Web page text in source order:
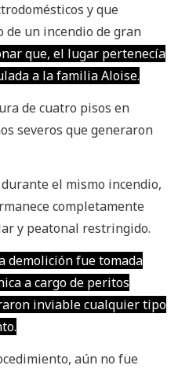
y que
de un incendio de gran
que, el lugar pertenecía
a la familia Aloise.
de cuatro pisos en
severos que generaron
el mismo incendio,
completamente
y peatonal restringido.
demolición fue tomada
a cargo de peritos
inviable cualquier tipo
aún no fue